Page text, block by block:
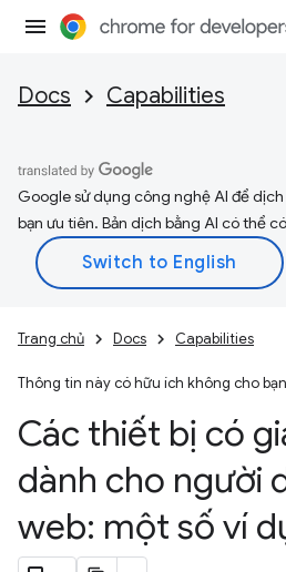
Docs Capabilities
Google sử dụng công nghệ AI để
bạn ưu tiên. Bản dịch bằng AI có thể
Trang chủ Docs Capabilities
Thông tin này có hữu ích không cho
Các thiết bị có
dành cho người
web: một số ví